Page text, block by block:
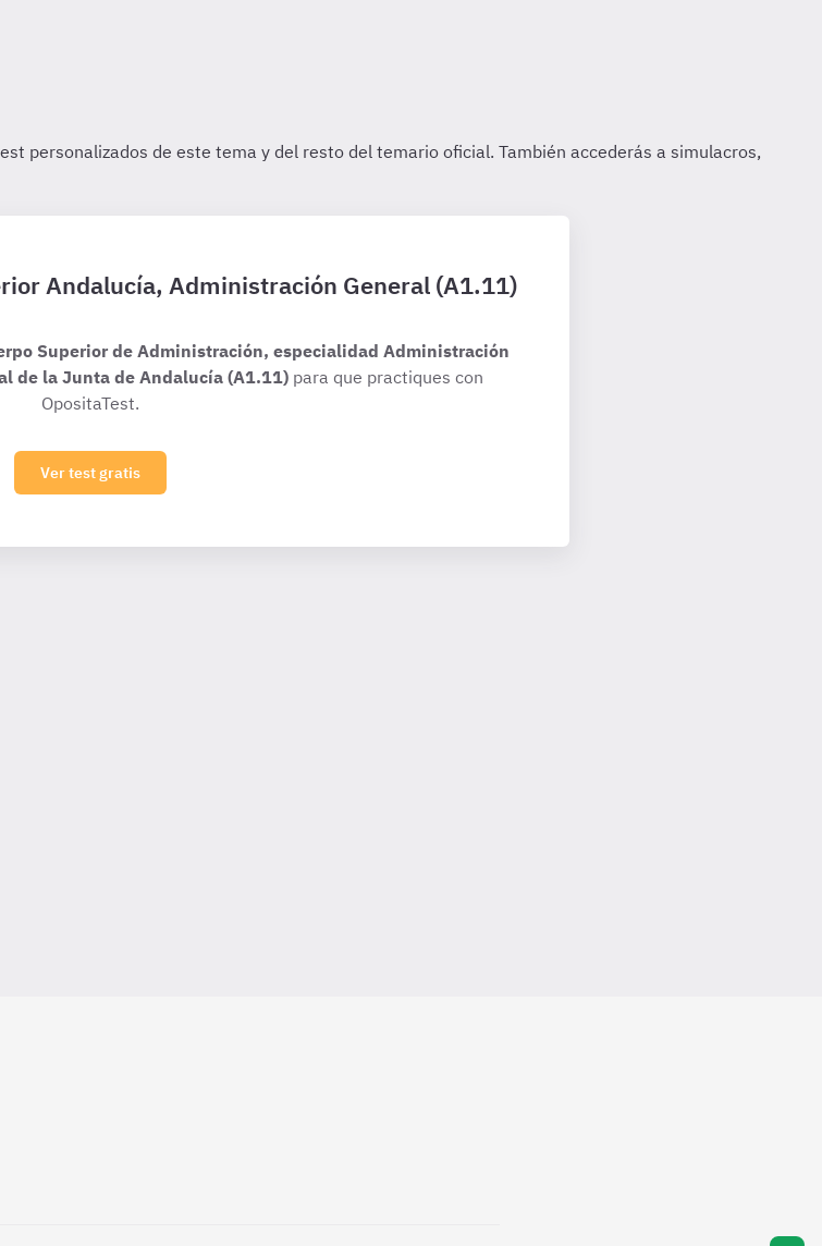
Andalucía, Administración General (A1.11)
Superior de Administración, especialidad Administración
de la Junta de Andalucía (A1.11) para que practiques con
OpositaTest.
Ver test gratis